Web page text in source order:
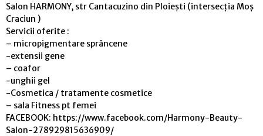
Salon HARMONY, str Cantacuzino din Ploiești (intersecția Moș
Craciun )
Servicii oferite :
– micropigmentare sprâncene
-extensii gene
– coafor
-unghii gel
-Cosmetica / tratamente cosmetice
– sala Fitness pt femei
FACEBOOK: https://www.facebook.com/Harmony-Beauty-
Salon-278929815636909/